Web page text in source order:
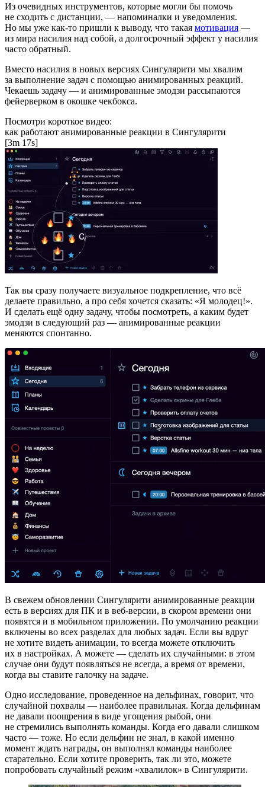
Из очевидных инструментов, которые могли бы помочь
не сходить с дистанции, — напоминалки и уведомления.
Но мы уже как-то пришли к выводу, что такая мотивация —
из мира насилия над собой, а долгосрочный эффект у насилия
часто обратный.
Вместо насилия в новых версиях Сингулярити мы хвалим
за выполнение задач с помощью анимированных реакций.
Чекаешь задачу — и анимированные эмодзи рассыпаются
фейерверком в окошке чекбокса.
Посмотри короткое видео:
как работают анимированные реакции в Сингулярити
[3m 17s]
Так вы сразу получаете визуальное подкрепление, что всё
делаете правильно, а про себя хочется сказать: «Я молодец!».
И сделать ещё одну задачу, чтобы посмотреть, а каким будет
эмодзи в следующий раз — анимированные реакции
меняются спонтанно.
В свежем обновлении Сингулярити анимированные реакции
есть в версиях для ПК и в веб-версии, в скором времени они
появятся и в мобильном приложении. По умолчанию реакции
включены во всех разделах для любых задач. Если вы вдруг
не хотите видеть анимации, то всегда можете отключить
их в настройках. А можете — сделать их случайными: в этом
случае они будут появляться не всегда, а время от времени,
когда вы ставите галочку на задаче.
Одно исследование, проведенное на дельфинах, говорит, что
случайной похвалы — наиболее правильная. Когда дельфинам
не давали поощрения в виде угощения рыбой, они
не стремились выполнять команды. Когда его давали слишком
часто — тоже. Но если дельфин не знал, в какой именно
момент ждать награды, он выполнял команды наиболее
старательно. Если хотите проверить, так ли это, можете
попробовать случайный режим «хвалилок» в Сингулярити.